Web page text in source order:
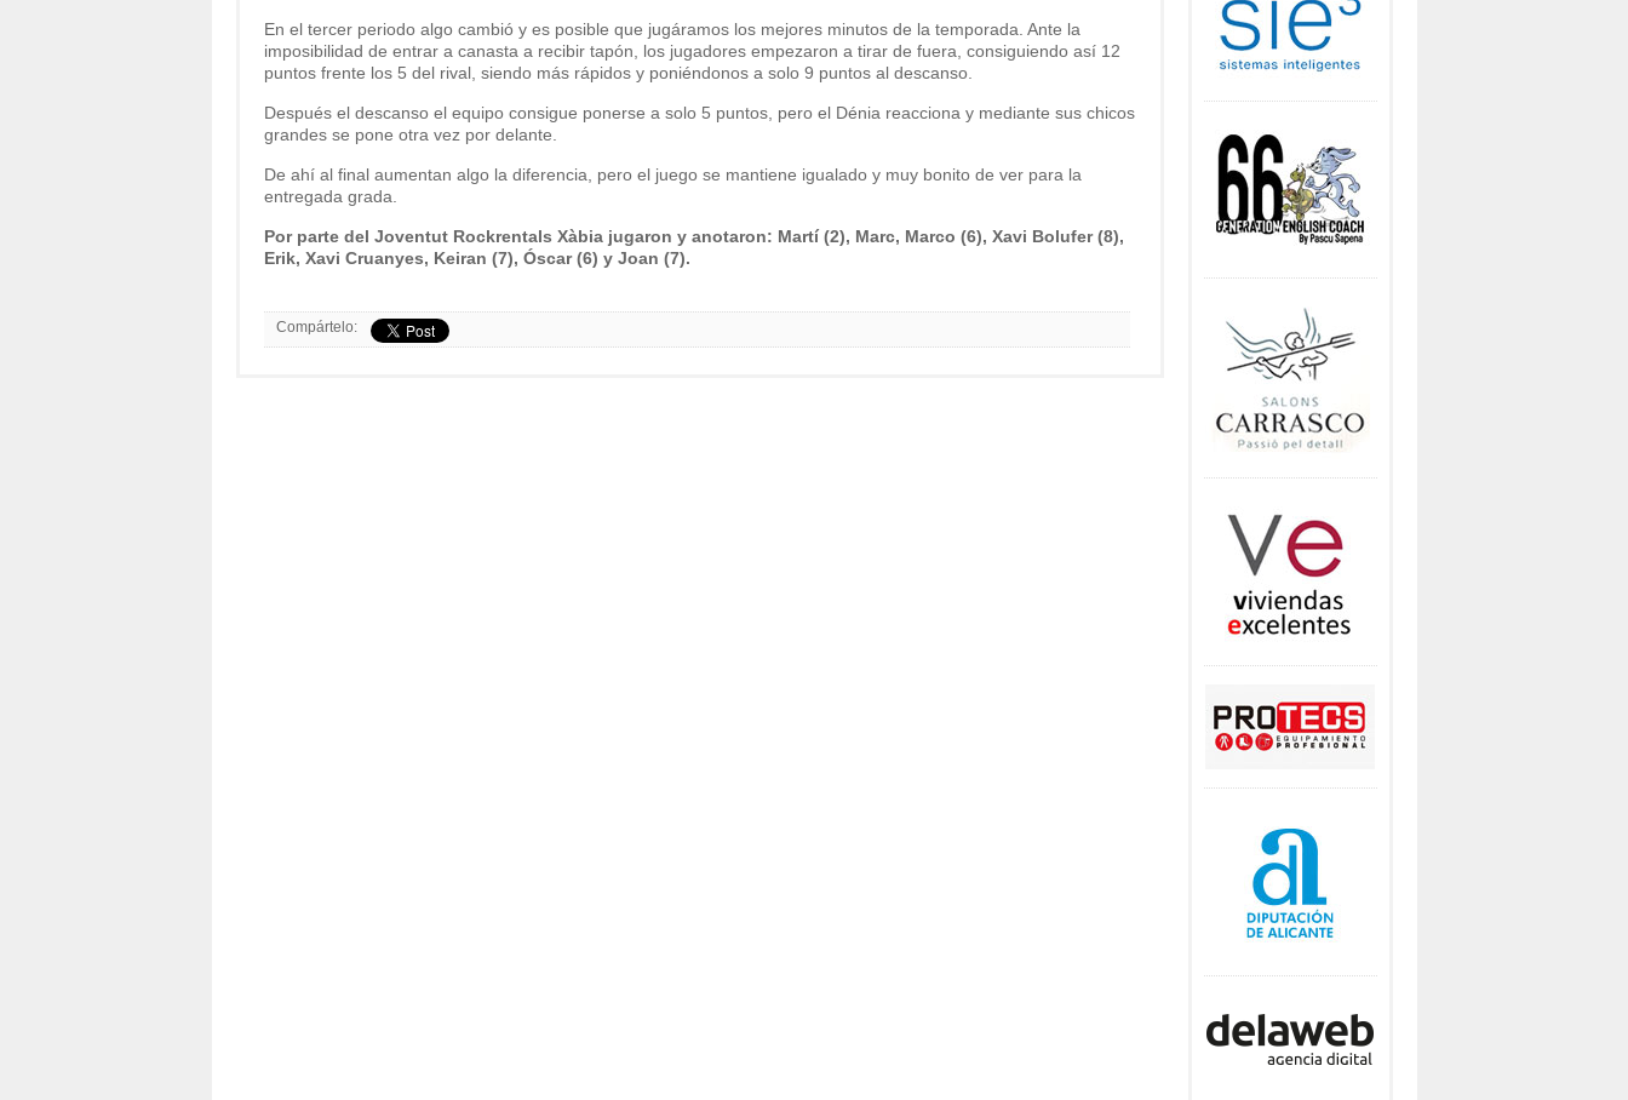
En el tercer periodo algo cambió y es posible que jugáramos los mejores minutos de la temporada. Ante la
imposibilidad de entrar a canasta a recibir tapón, los jugadores empezaron a tirar de fuera, consiguiendo así 12
puntos frente los 5 del rival, siendo más rápidos y poniéndonos a solo 9 puntos al descanso.
Después el descanso el equipo consigue ponerse a solo 5 puntos, pero el Dénia reacciona y mediante sus chicos
grandes se pone otra vez por delante.
De ahí al final aumentan algo la diferencia, pero el juego se mantiene igualado y muy bonito de ver para la
entregada grada.
Por parte del Joventut Rockrentals Xàbia jugaron y anotaron: Martí (2), Marc, Marco (6), Xavi Bolufer (8),
Erik, Xavi Cruanyes, Keiran (7), Óscar (6) y Joan (7).
Compártelo: